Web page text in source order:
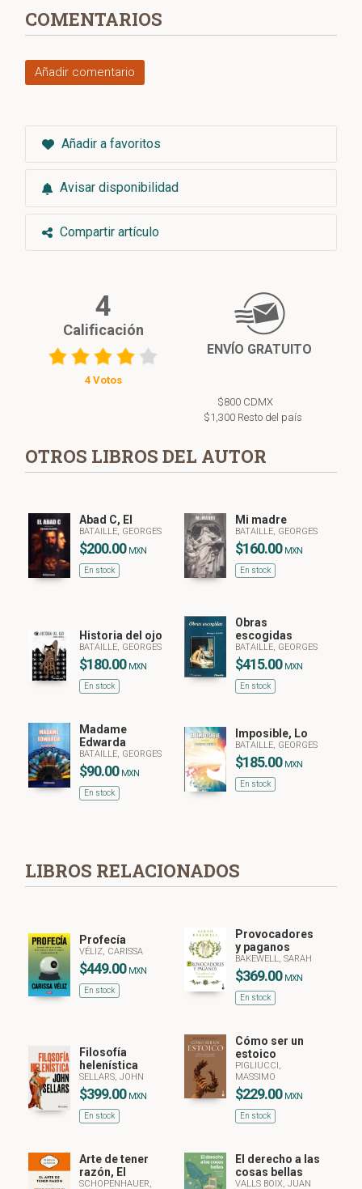
COMENTARIOS
Añadir comentario
Añadir a favoritos
Avisar disponibilidad
Compartir artículo
4
Calificación
4 Votos
ENVÍO GRATUITO
$800 CDMX
$1,300 Resto del país
OTROS LIBROS DEL AUTOR
Abad C, El
BATAILLE, GEORGES
$200.00 MXN
En stock
Mi madre
BATAILLE, GEORGES
$160.00 MXN
En stock
Historia del ojo
BATAILLE, GEORGES
$180.00 MXN
En stock
Obras
escogidas
BATAILLE, GEORGES
$415.00 MXN
En stock
Madame
Edwarda
BATAILLE, GEORGES
$90.00 MXN
En stock
Imposible, Lo
BATAILLE, GEORGES
$185.00 MXN
En stock
LIBROS RELACIONADOS
Profecía
VÉLIZ, CARISSA
$449.00 MXN
En stock
Provocadores
y paganos
BAKEWELL, SARAH
$369.00 MXN
En stock
Filosofía
helenística
SELLARS, JOHN
$399.00 MXN
En stock
Cómo ser un
estoico
PIGLIUCCI,
MASSIMO
$229.00 MXN
En stock
Arte de tener
razón, El
SCHOPENHAUER,
El derecho a las
cosas bellas
VALLS BOIX, JUAN